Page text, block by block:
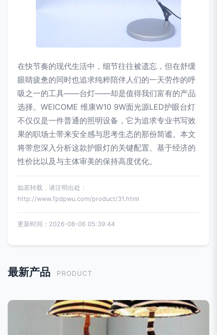
在快节奏的现代生活中，细节往往被遗忘，但在舒缓
眼睛疲惫的同时也追求纯粹陪伴人们的一天劳作的呼
吸之一的工具——台灯——却是值得我们富有的产品
选择。WEICOME 维康W10 9W面光源LED护眼台灯
不仅仅是一件普通的照明设备，它为追求专业书写效
果的职场士带来安全感与思考生态的那份简谧。本文
将带您深入分析这款护眼灯的关键配置、基于经济的
性价比以及与主体审美的保持高度优化。
如若转载，请注明出处：
http://www.fpdpwu.com/product/31.html
更新时间：2026-08-06 05:39:44
最新产品 PRODUCT